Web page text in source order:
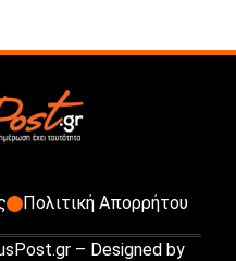
Πολιτική Απορρήτου
– Designed by